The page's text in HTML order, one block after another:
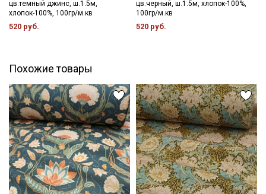
цв.темный джинс, ш.1.5м,
хлопок-100%, 100гр/м.кв
520 руб.
цв.черный, ш.1.5м, хлопок-100%,
100гр/м.кв
520 руб.
Похожие товары
Подписаться
информационных рассылок